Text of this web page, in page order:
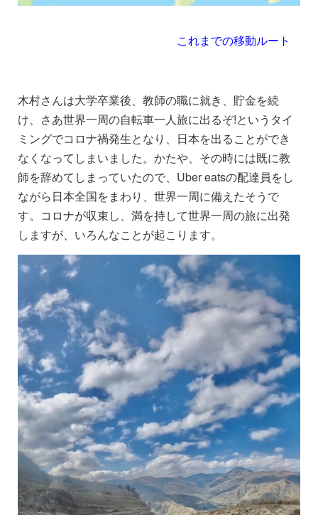
これまでの移動ルート
木村さんは大学卒業後、教師の職に就き、貯金を続
け、さあ世界一周の自転車一人旅に出るぞ!というタイ
ミングでコロナ禍発生となり、日本を出ることができ
なくなってしまいました。かたや、その時には既に教
師を辞めてしまっていたので、Uber eatsの配達員をし
ながら日本全国をまわり、世界一周に備えたそうで
す。コロナが収束し、満を持して世界一周の旅に出発
しますが、いろんなことが起こります。